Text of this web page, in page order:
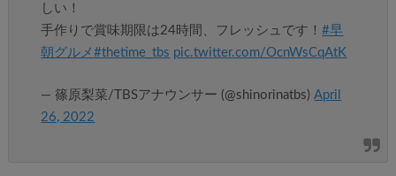
しい！
手作りで賞味期限は24時間、フレッシュです！#早
朝グルメ#thetime_tbs pic.twitter.com/OcnWsCqAtK
— 篠原梨菜/TBSアナウンサー (@shinorinatbs)April
26, 2022